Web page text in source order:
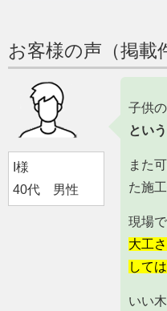
お客様の声（掲載
I様
40代 男性
子供
とい
また
た施
現場
大工
して
いい